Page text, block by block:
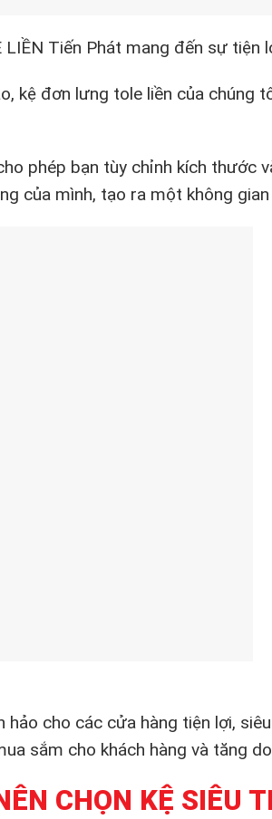
Tiến Phát mang đến sự tiện
kệ đơn lưng tole liền của chúng
phép bạn tùy chỉnh kích thước
của mình, tạo ra một không
hảo cho các cửa hàng tiện lợi,
sắm cho khách hàng và tăng
CHỌN KỆ SIÊU